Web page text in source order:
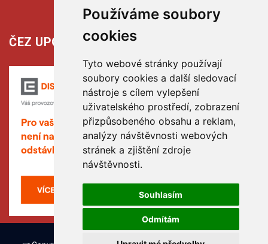
Používáme soubory
cookies
Tyto webové stránky používají
soubory cookies a další sledovací
nástroje s cílem vylepšení
uživatelského prostředí, zobrazení
přizpůsobeného obsahu a reklam,
analýzy návštěvnosti webových
stránek a zjištění zdroje
návštěvnosti.
Souhlasím
Odmítám
ČEZ UPOZORŇUJE: